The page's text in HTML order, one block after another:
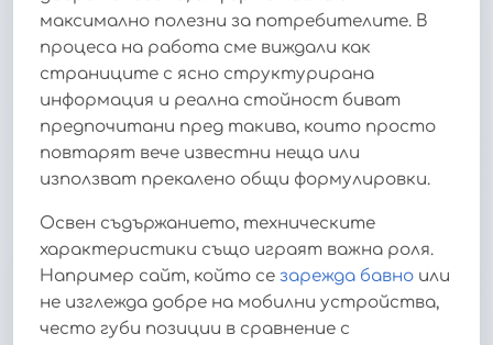
максимално полезни за потребителите. В
процеса на работа сме виждали как
страниците с ясно структурирана
информация и реална стойност биват
предпочитани пред такива, които просто
повтарят вече известни неща или
използват прекалено общи формулировки.
Освен съдържанието, техническите
характеристики също играят важна роля.
Например сайт, който се зарежда бавно или
не изглежда добре на мобилни устройства,
често губи позиции в сравнение с